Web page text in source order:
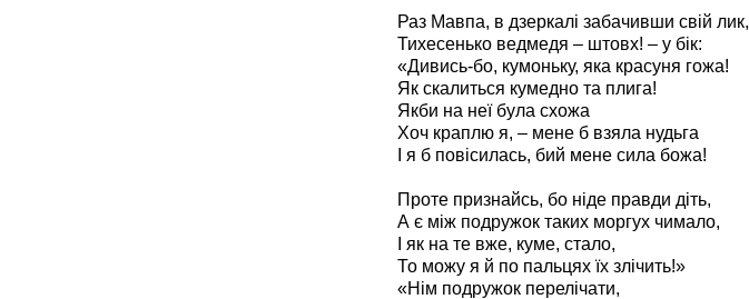
Раз Мавпа, в дзеркалі забачивши свій лик,
Тихесенько ведмедя – штовх! – у бік:
«Дивись-бо, кумоньку, яка красуня гожа!
Як скалиться кумедно та плига!
Якби на неї була схожа
Хоч краплю я, – мене б взяла нудьга
І я б повісилась, бий мене сила божа!
Проте признайсь, бо ніде правди діть,
А є між подружок таких моргух чимало,
І як на те вже, куме, стало,
То можу я й по пальцях їх злічить!»
«Нім подружок перелічати,